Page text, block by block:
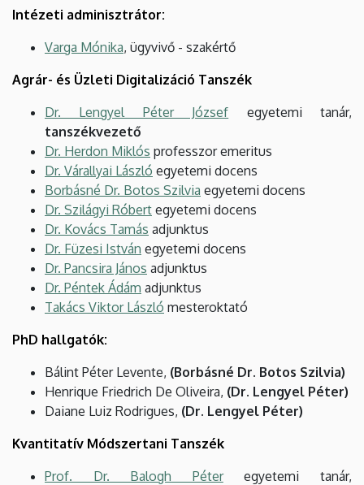
Intézeti adminisztrátor:
Varga Mónika, ügyvivő - szakértő
Agrár- és Üzleti Digitalizáció Tanszék
Dr. Lengyel Péter József egyetemi tanár,
tanszékvezető
Dr. Herdon Miklós professzor emeritus
Dr. Várallyai László egyetemi docens
Borbásné Dr. Botos Szilvia egyetemi docens
Dr. Szilágyi Róbert egyetemi docens
Dr. Kovács Tamás adjunktus
Dr. Füzesi István egyetemi docens
Dr. Pancsira János adjunktus
Dr. Péntek Ádám adjunktus
Takács Viktor László mesteroktató
PhD hallgatók:
Bálint Péter Levente, (Borbásné Dr. Botos Szilvia)
Henrique Friedrich De Oliveira, (Dr. Lengyel Péter)
Daiane Luiz Rodrigues, (Dr. Lengyel Péter)
Kvantitatív Módszertani Tanszék
Prof. Dr. Balogh Péter
egyetemi tanár,